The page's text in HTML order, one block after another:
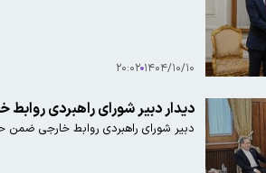
۱۴۰۴/۱۰/۱۰ ۲۰:۰۲
دیدار دبیر شورای راهبردی روابط
دبیر شورای راهبردی روابط خارجی ضمن